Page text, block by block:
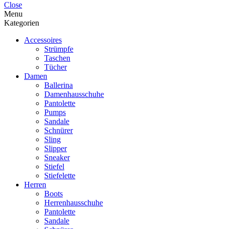
Close
Menu
Kategorien
Accessoires
Strümpfe
Taschen
Tücher
Damen
Ballerina
Damenhausschuhe
Pantolette
Pumps
Sandale
Schnürer
Sling
Slipper
Sneaker
Stiefel
Stiefelette
Herren
Boots
Herrenhausschuhe
Pantolette
Sandale